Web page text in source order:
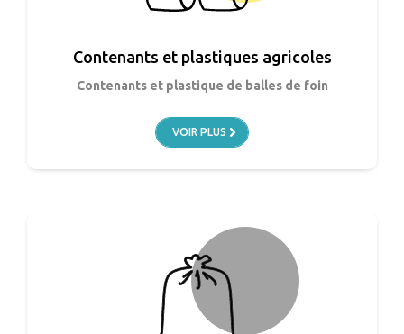
Contenants et plastiques agricoles
Contenants et plastique de balles de foin
VOIR PLUS